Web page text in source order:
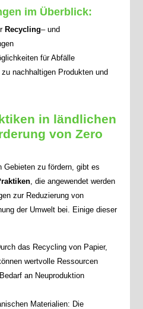
im Überblick:
Recycling– und
für Abfälle
nachhaltigen Produkten und
in ländlichen
von Zero
Gebieten zu fördern, gibt es
, die angewendet werden
zur Reduzierung von
der Umwelt bei. Einige dieser
das Recycling von Papier,
wertvolle Ressourcen
an Neuproduktion
Materialien: Die